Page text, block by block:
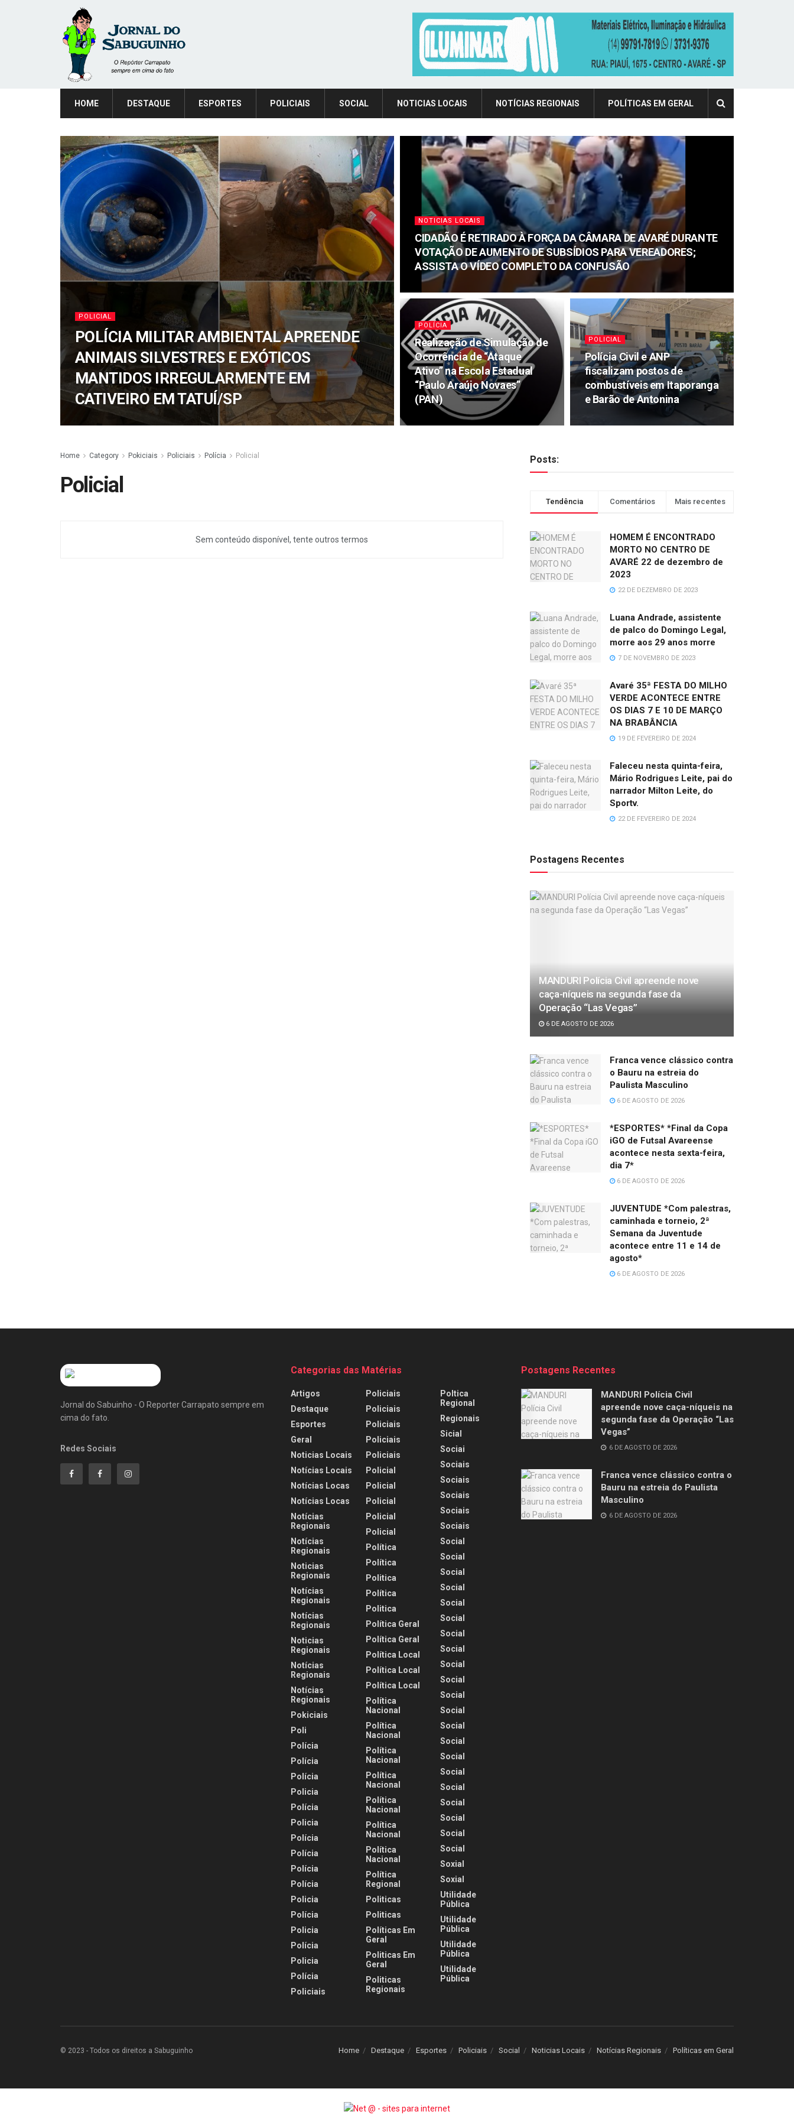
HOME DESTAQUE ESPORTES POLICIAIS SOCIAL NOTICIAS LOCAIS NOTÍCIAS REGIONAIS POLÍTICAS EM GERAL
POLICIAL
POLÍCIA MILITAR AMBIENTAL APREENDE
ANIMAIS SILVESTRES E EXÓTICOS
MANTIDOS IRREGULARMENTE EM
CATIVEIRO EM TATUÍ/SP
NOTICIAS LOCAIS
CIDADÃO É RETIRADO À FORÇA DA CÂMARA DE AVARÉ DURANTE
VOTAÇÃO DE AUMENTO DE SUBSÍDIOS PARA VEREADORES;
ASSISTA O VÍDEO COMPLETO DA CONFUSÃO
POLÍCIA
Realização de Simulação de
Ocorrência de “Ataque
Ativo” na Escola Estadual
“Paulo Araújo Novaes”
(PAN)
POLICIAL
Polícia Civil e ANP
fiscalizam postos de
combustíveis em Itaporanga
e Barão de Antonina
Home Category Pokiciais Policiais Polícia Policial
Policial
Sem conteúdo disponível, tente outros termos
Posts:
Tendência Comentários Mais recentes
HOMEM É ENCONTRADO
MORTO NO CENTRO DE
AVARÉ 22 de dezembro de
2023
22 DE DEZEMBRO DE 2023
Luana Andrade, assistente
de palco do Domingo Legal,
morre aos 29 anos morre
7 DE NOVEMBRO DE 2023
Avaré 35ª FESTA DO MILHO
VERDE ACONTECE ENTRE
OS DIAS 7 E 10 DE MARÇO
NA BRABÂNCIA
19 DE FEVEREIRO DE 2024
Faleceu nesta quinta-feira,
Mário Rodrigues Leite, pai do
narrador Milton Leite, do
Sportv.
22 DE FEVEREIRO DE 2024
Postagens Recentes
MANDURI Polícia Civil apreende nove
caça-níqueis na segunda fase da
Operação “Las Vegas”
6 DE AGOSTO DE 2026
Franca vence clássico contra
o Bauru na estreia do
Paulista Masculino
6 DE AGOSTO DE 2026
*ESPORTES* *Final da Copa
iGO de Futsal Avareense
acontece nesta sexta-feira,
dia 7*
6 DE AGOSTO DE 2026
JUVENTUDE *Com palestras,
caminhada e torneio, 2ª
Semana da Juventude
acontece entre 11 e 14 de
agosto*
6 DE AGOSTO DE 2026
Jornal do Sabuinho - O Reporter Carrapato sempre em
cima do fato.
Redes Sociais
Categorias das Matérias
Artigos
Destaque
Esportes
Geral
Noticias Locais
Notícias Locais
Notícias Locas
Notícias Locas
Notícias
Regionais
Notícias
Regionais
Noticias
Regionais
Notícias
Regionais
Notícias
Regionais
Noticias
Regionais
Notícias
Regionais
Notícias
Regionais
Pokiciais
Poli
Polícia
Polícia
Polícia
Policia
Polícia
Policia
Polícia
Polícia
Polícia
Polícia
Policia
Polícia
Policia
Polícia
Policia
Polícia
Policiais
Policiais
Policiais
Policiais
Policiais
Policiais
Policial
Policial
Policial
Policial
Policial
Política
Política
Politica
Política
Politica
Política Geral
Política Geral
Política Local
Política Local
Política Local
Política
Nacional
Política
Nacional
Política
Nacional
Política
Nacional
Política
Nacional
Política
Nacional
Política
Nacional
Política
Regional
Politicas
Politicas
Políticas Em
Geral
Politicas Em
Geral
Politicas
Regionais
Poltica
Regional
Regionais
Sicial
Sociai
Sociais
Sociais
Sociais
Sociais
Sociais
Social
Social
Social
Social
Social
Social
Social
Social
Social
Social
Social
Social
Social
Social
Social
Social
Social
Social
Social
Social
Social
Soxial
Soxial
Utilidade
Pública
Utilidade
Pública
Utilidade
Pública
Utilidade
Pública
Postagens Recentes
MANDURI Polícia Civil
apreende nove caça-níqueis na
segunda fase da Operação “Las
Vegas”
6 DE AGOSTO DE 2026
Franca vence clássico contra o
Bauru na estreia do Paulista
Masculino
6 DE AGOSTO DE 2026
Home Destaque Esportes Policiais Social Noticias Locais Notícias Regionais Políticas em Geral
© 2023 - Todos os direitos a Sabuguinho